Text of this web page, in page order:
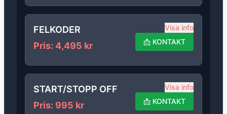
FELKODER
Pris: 4,495 kr
Visa info
📩 KONTAKT
START/STOPP OFF
Pris: 995 kr
Visa info
📩 KONTAKT